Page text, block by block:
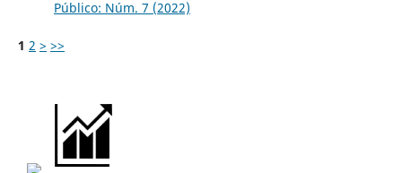
Público: Núm. 7 (2022)
1 2 > >>